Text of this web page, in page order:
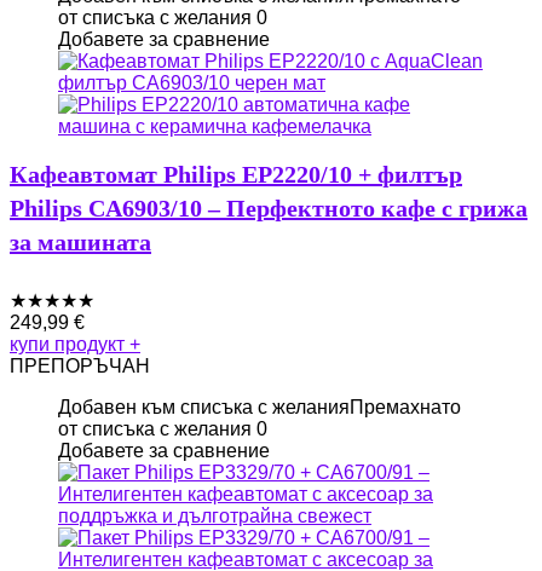
от списъка с желания 0
Добавете за сравнение
Кафеавтомат Philips EP2220/10 + филтър
Philips CA6903/10 – Перфектното кафе с грижа
за машината
★★★★★
249,99 €
купи продукт +
ПРЕПОРЪЧАН
Добавен към списъка с желанияПремахнато
от списъка с желания 0
Добавете за сравнение